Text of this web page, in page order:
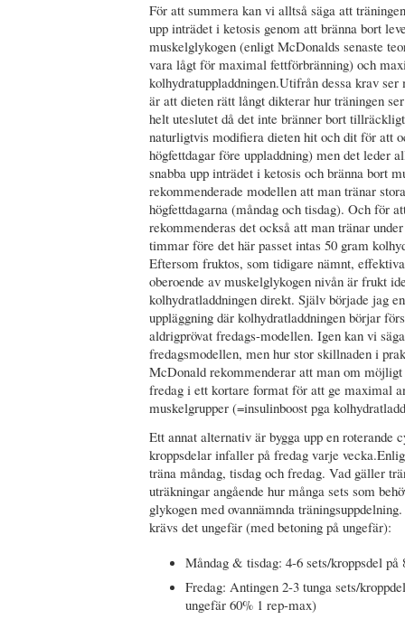
För att summera kan vi alltså säga att
upp inträdet i ketosis genom att bränna bort
muskelglykogen (enligt McDonalds senaste
vara lågt för maximal fettförbränning) och
kolhydratuppladdningen.Utifrån dessa krav
är att dieten rätt långt dikterar hur träningen
helt uteslutet då det inte bränner bort
naturligtvis modifiera dieten hit och dit för att
högfettdagar före uppladdning) men det leder
snabba upp inträdet i ketosis och bränna bort
rekommenderade modellen att man tränar
högfettdagarna (måndag och tisdag). Och för
rekommenderas det också att man tränar
timmar före det här passet intas 50 gram
Eftersom fruktos, som tidigare nämnt,
oberoende av muskelglykogen nivån är frukt
kolhydratladdningen direkt. Själv började jag
uppläggning där kolhydratladdningen börjar
aldrigprövat fredags-modellen. Igen kan vi
fredagsmodellen, men hur stor skillnaden i
McDonald rekommenderar att man om
fredag i ett kortare format för att ge maximal
muskelgrupper (=insulinboost pga
Ett annat alternativ är bygga upp en
kroppsdelar infaller på fredag varje
träna måndag, tisdag och fredag. Vad gäller
uträkningar angående hur många sets som
glykogen med ovannämnda
krävs det ungefär (med betoning på ungefär):
Måndag & tisdag: 4-6 sets/kroppsdel på
Fredag: Antingen 2-3 tunga sets/
ungefär 60% 1 rep-max)